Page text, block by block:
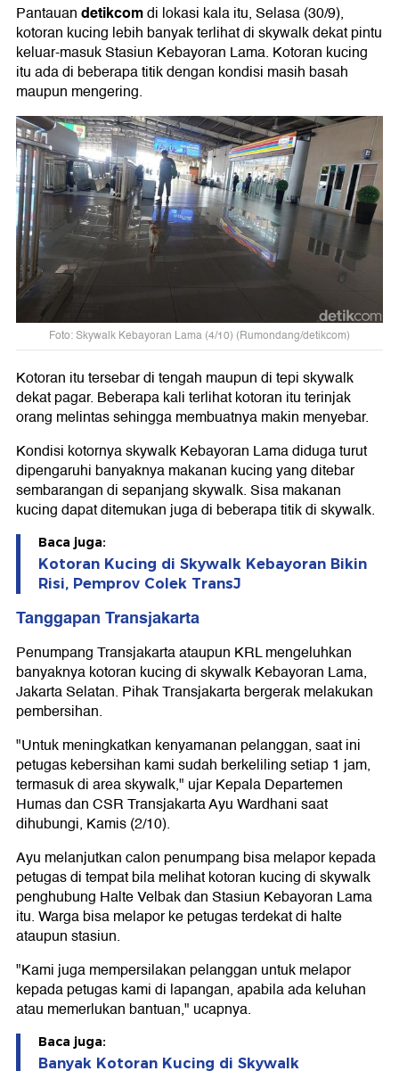
Pantauandetikcomdi lokasi kala itu, Selasa (30/9),
kotoran kucing lebih banyak terlihat di skywalk dekat pintu
keluar-masuk Stasiun Kebayoran Lama. Kotoran kucing
itu ada di beberapa titik dengan kondisi masih basah
maupun mengering.
Foto: Skywalk Kebayoran Lama (4/10) (Rumondang/detikcom)
Kotoran itu tersebar di tengah maupun di tepi skywalk
dekat pagar. Beberapa kali terlihat kotoran itu terinjak
orang melintas sehingga membuatnya makin menyebar.
Kondisi kotornya skywalk Kebayoran Lama diduga turut
dipengaruhi banyaknya makanan kucing yang ditebar
sembarangan di sepanjang skywalk. Sisa makanan
kucing dapat ditemukan juga di beberapa titik di skywalk.
Baca juga:
Kotoran Kucing di Skywalk Kebayoran Bikin
Risi, Pemprov Colek TransJ
Tanggapan Transjakarta
Penumpang Transjakarta ataupun KRL mengeluhkan
banyaknya kotoran kucing di skywalk Kebayoran Lama,
Jakarta Selatan. Pihak Transjakarta bergerak melakukan
pembersihan.
"Untuk meningkatkan kenyamanan pelanggan, saat ini
petugas kebersihan kami sudah berkeliling setiap 1 jam,
termasuk di area skywalk," ujar Kepala Departemen
Humas dan CSR Transjakarta Ayu Wardhani saat
dihubungi, Kamis (2/10).
Ayu melanjutkan calon penumpang bisa melapor kepada
petugas di tempat bila melihat kotoran kucing di skywalk
penghubung Halte Velbak dan Stasiun Kebayoran Lama
itu. Warga bisa melapor ke petugas terdekat di halte
ataupun stasiun.
"Kami juga mempersilakan pelanggan untuk melapor
kepada petugas kami di lapangan, apabila ada keluhan
atau memerlukan bantuan," ucapnya.
Baca juga:
Banyak Kotoran Kucing di Skywalk